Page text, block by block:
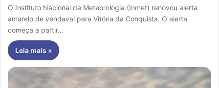
O Instituto Nacional de Meteorologia (Inmet) renovou alerta
amarelo de vendaval para Vitória da Conquista. O alerta
começa a partir…
Leia mais »